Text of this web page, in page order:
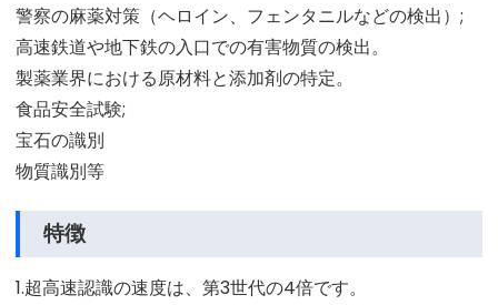
警察の麻薬対策（ヘロイン、フェンタニルなどの検出）;
高速鉄道や地下鉄の入口での有害物質の検出。
製薬業界における原材料と添加剤の特定。
食品安全試験;
宝石の識別
物質識別等
特徴
1.超高速認識の速度は、第3世代の4倍です。